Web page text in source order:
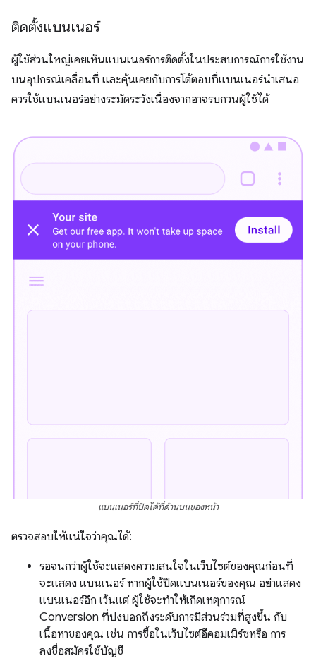
ติดตั้งแบนเนอร์
ผู้ใช้ส่วนใหญ่เคยเห็นแบนเนอร์การติดตั้งในประสบการณ์การใช้งาน
บนอุปกรณ์เคลื่อนที่ และคุ้นเคยกับการโต้ตอบที่แบนเนอร์นำเสนอ
ควรใช้แบนเนอร์อย่างระมัดระวังเนื่องจากอาจรบกวนผู้ใช้ได้
แบนเนอร์ที่ปิดได้ที่ด้านบนของหน้า
ตรวจสอบให้แน่ใจว่าคุณได้:
รอจนกว่าผู้ใช้จะแสดงความสนใจในเว็บไซต์ของคุณก่อนที่
จะแสดง แบนเนอร์ หากผู้ใช้ปิดแบนเนอร์ของคุณ อย่าแสดง
แบนเนอร์อีก เว้นแต่ ผู้ใช้จะทําให้เกิดเหตุการณ์
Conversion ที่บ่งบอกถึงระดับการมีส่วนร่วมที่สูงขึ้น กับ
เนื้อหาของคุณ เช่น การซื้อในเว็บไซต์อีคอมเมิร์ซหรือ การ
ลงชื่อสมัครใช้บัญชี